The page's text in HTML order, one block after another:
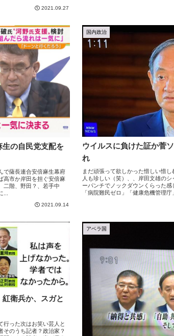
2021.09.27
の自民党支配を
で薩長連合安倍麻生幕府
高市か岸田を担ぐ安倍麻
二階、野田？、若手中
2021.09.14
国内政治
ウイルスに負けた証か菅
れ
まだ頑張って欲しかった惜しい惜
人も珍しい（笑）、、岸田文雄の
ーパンチでノックダウンくらった
「病院難民ゼロ」「健康危機管理庁
衛兵か、スガと
行った次はお笑い芸人と
そのうち記者？政治家？
アベラ国